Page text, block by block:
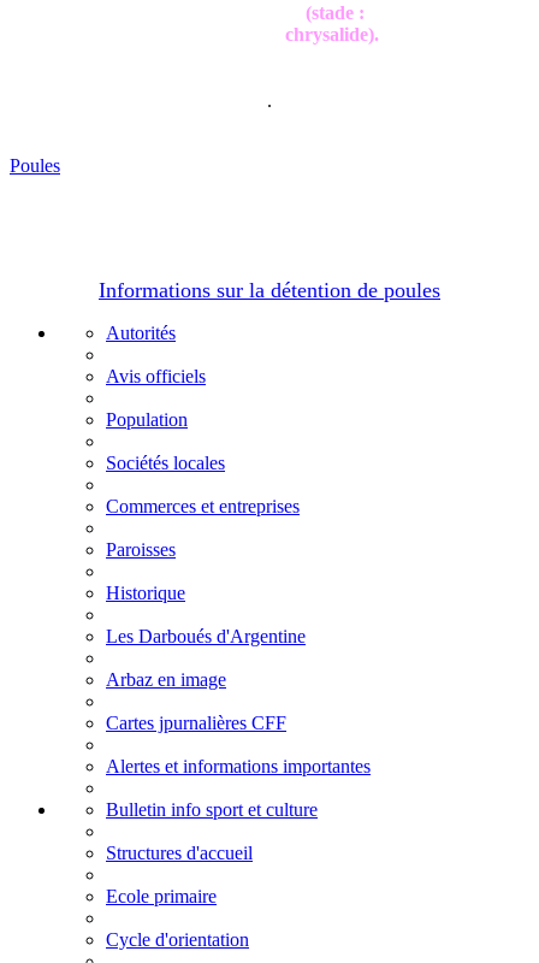
(stade :
chrysalide).
.
Poules
Informations sur la détention de poules
Autorités
Avis officiels
Population
Sociétés locales
Commerces et entreprises
Paroisses
Historique
Les Darboués d'Argentine
Arbaz en image
Cartes jpurnalières CFF
Alertes et informations importantes
Bulletin info sport et culture
Structures d'accueil
Ecole primaire
Cycle d'orientation